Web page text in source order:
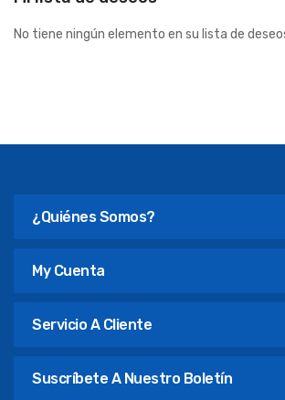
No tiene ningún elemento en su lista de
¿Quiénes Somos?
My Cuenta
Servicio A Cliente
Suscríbete A Nuestro Boletín